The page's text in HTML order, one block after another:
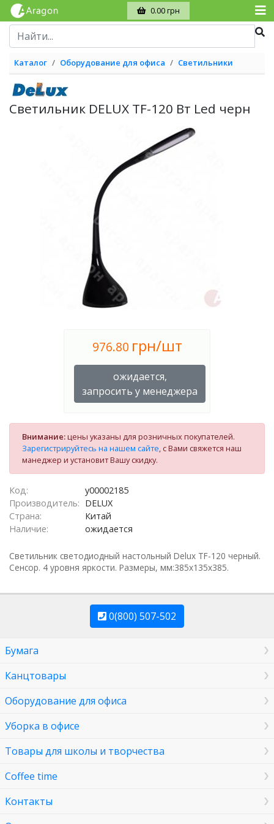
0.00 грн
Каталог Оборудование для офиса Светильники
Светильник DELUX TF-120 Вт Led черн
976.80 грн/шт
ожидается,
запросить у менеджера
Внимание:цены указаны для розничных покупателей.
Зарегистрируйтесь на нашем сайте , с Вами свяжется наш
манеджер и установит Вашу скидку.
Код:
у00002185
Производитель: DELUX
Страна:
Китай
Наличие:
ожидается
Светильник светодиодный настольный Delux TF-120 черный.
Сенсор. 4 уровня яркости. Размеры, мм:385x135x385.
0(800) 507-502
Бумага
Канцтовары
Оборудование для офиса
Уборка в офисе
Товары для школы и творчества
Coffee time
Контакты